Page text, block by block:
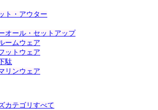
ト・アウター
オール・セットアップ
ームウェア
ットウェア
駄
リンウェア
カテゴリすべて